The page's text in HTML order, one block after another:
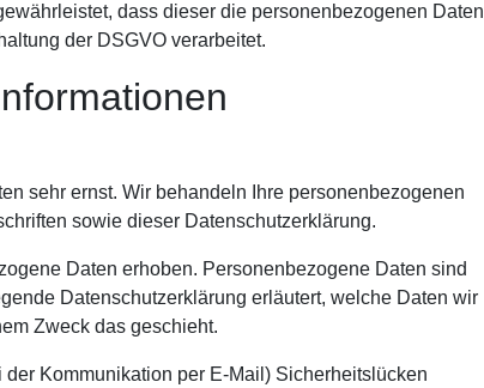
dass dieser die personenbezogenen Daten
der DSGVO verarbeitet.
sehr ernst. Wir behandeln Ihre personenbezogenen
sowie dieser Datenschutzerklärung.
Daten erhoben. Personenbezogene Daten sind
Datenschutzerklärung erläutert, welche Daten wir
Zweck das geschieht.
Kommunikation per E-Mail) Sicherheitslücken